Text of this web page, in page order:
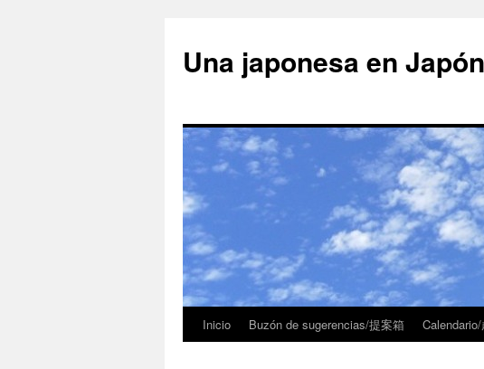
Una japonesa en
Inicio Buzón de sugerencias/提案箱